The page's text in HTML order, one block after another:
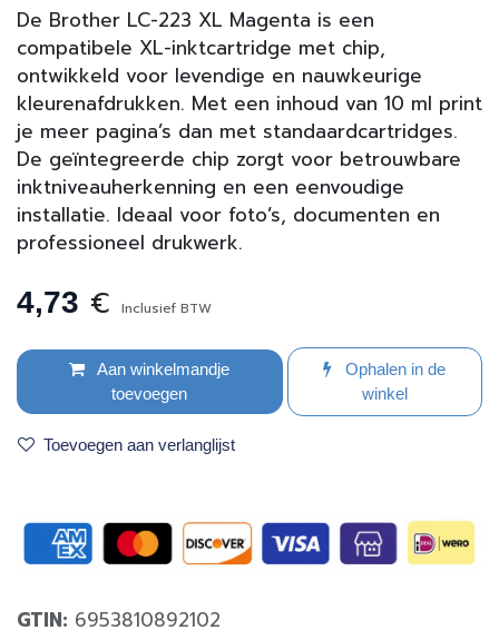
De Brother LC-223 XL Magenta is een
compatibele XL-inktcartridge met chip,
ontwikkeld voor levendige en nauwkeurige
kleurenafdrukken. Met een inhoud van 10 ml print
je meer pagina’s dan met standaardcartridges.
De geïntegreerde chip zorgt voor betrouwbare
inkt­niveau­herkenning en een eenvoudige
installatie. Ideaal voor foto’s, documenten en
professioneel drukwerk.
4,73 € Inclusief BTW
Aan winkelmandje
toevoegen
Ophalen in de
winkel
Toevoegen aan verlanglijst
GTIN: 6953810892102